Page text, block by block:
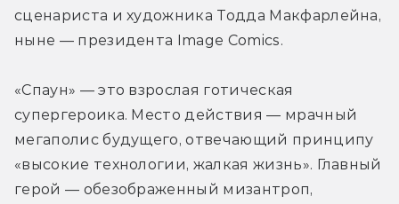
сценариста и художника Тодда Макфарлейна,
ныне — президента Image Comics.
«Спаун» — это взрослая готическая
супергероика. Место действия — мрачный
мегаполис будущего, отвечающий принципу
«высокие технологии, жалкая жизнь». Главный
герой — обезображенный мизантроп,